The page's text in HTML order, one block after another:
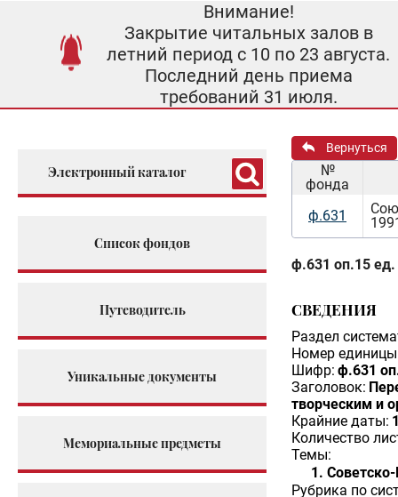
Внимание!
Закрытие читальных залов в
летний период с 10 по 23 августа.
Последний день приема
требований 31 июля.
Электронный каталог
Список фондов
Путеводитель
Уникальные документы
Мемориальные предметы
Вернуться
№
фонда
ф.631
ф.631 оп.15 ед.
СВЕДЕНИЯ
Раздел
Номер единицы
Шифр: ф.631
Заголовок:
творческим и
Крайние даты:
Количество
Темы:
Рубрика по